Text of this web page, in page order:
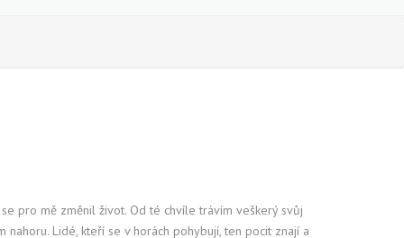
pro mě změnil život. Od té chvíle trávím veškerý svůj
nahoru. Lidé, kteří se v horách pohybují, ten pocit znají a